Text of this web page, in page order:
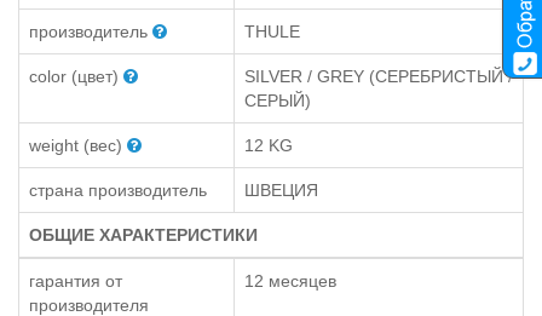
производитель THULE
color (цвет)
SILVER / GREY (СЕРЕБРИСТЫЙ /
СЕРЫЙ)
weight (вес) 12 KG
страна производитель ШВЕЦИЯ
ОБЩИЕ ХАРАКТЕРИСТИКИ
гарантия от
производителя
12 месяцев